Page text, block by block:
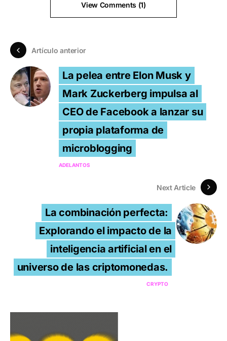
View Comments (1)
Artículo anterior
La pelea entre Elon Musk y
Mark Zuckerberg impulsa al
CEO de Facebook a lanzar su
propia plataforma de
microblogging
ADELANTOS
Next Article
La combinación perfecta:
Explorando el impacto de la
inteligencia artificial en el
universo de las criptomonedas.
CRYPTO